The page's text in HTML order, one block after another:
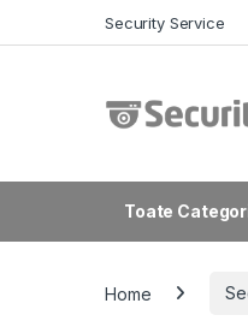
Security Service
Toate
Home